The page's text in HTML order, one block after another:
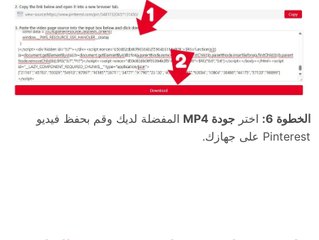
الخطوة 6: اختر جودة MP4
المفضلة لديك وقم بحفظ فيديو
Pinterest على جهازك.